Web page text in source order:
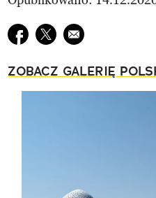
Udostępnij na facebook
Udostępnij na twitter
E-mail do
ZOBACZ GALERIĘ